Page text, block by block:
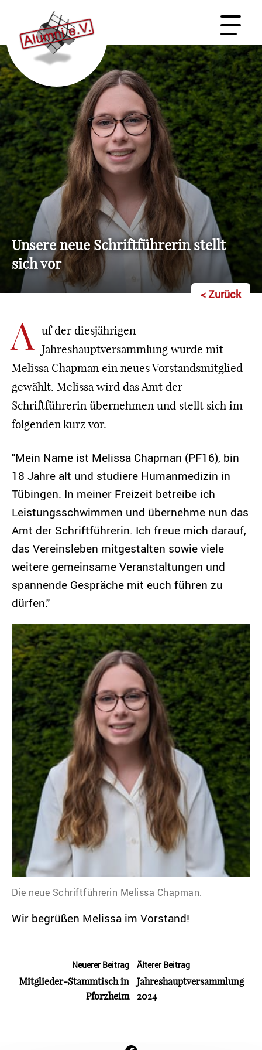
ORDNUNG & SATZUNGEN
Startseite Der Verein
Unterstützen & Netzwerken
Events & Exkursionen
Unsere neue Schriftführerin stellt
sich vor
< Zurück
A uf der diesjährigen
Jahreshauptversammlung wurde mit
Melissa Chapman ein neues Vorstandsmitglied
gewählt. Melissa wird das Amt der
Schriftführerin übernehmen und stellt sich im
folgenden kurz vor.
"Mein Name ist Melissa Chapman (PF16), bin
18 Jahre alt und studiere Humanmedizin in
Tübingen. In meiner Freizeit betreibe ich
Leistungsschwimmen und übernehme nun das
Amt der Schriftführerin. Ich freue mich darauf,
das Vereinsleben mitgestalten sowie viele
weitere gemeinsame Veranstaltungen und
spannende Gespräche mit euch führen zu
dürfen."
Die neue Schriftführerin Melissa Chapman.
Wir begrüßen Melissa im Vorstand!
Neuerer Beitrag
Mitglieder-Stammtisch in
Pforzheim
Älterer Beitrag
Jahreshauptversammlung
2024